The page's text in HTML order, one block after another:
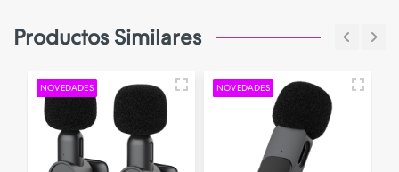
Productos Similares
NOVEDADES NOVEDADES